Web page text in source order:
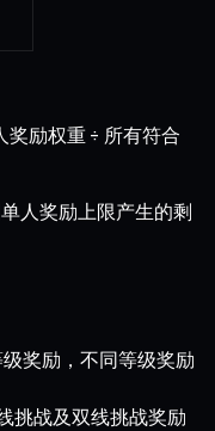
奖励权重 ÷ 所有符合
人奖励上限产生的剩
奖励，不同等级奖励
挑战及双线挑战奖励